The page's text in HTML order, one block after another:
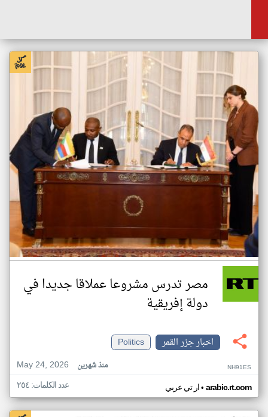
مصر تدرس مشروعا عملاقا جديدا في
دولة إفريقية
اخبار جزر القمر
Politics
May 24, 2026
منذ شهرين NH91ES
ار تي عربي• arabic.rt.com عدد الكلمات: ٢٥٤